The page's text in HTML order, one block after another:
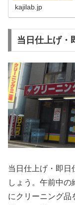
kajilab.jp
当日仕上げ・
当日仕上げ・即日
しょう。午前中
にクリーニング品